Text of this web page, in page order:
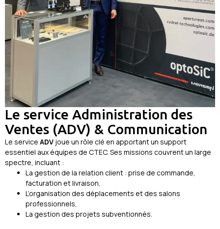
Le service Administration des
Ventes (ADV) & Communication
Le service ADV joue un rôle clé en apportant un support
essentiel aux équipes de CTEC. Ses missions couvrent un large
spectre, incluant :
La gestion de la relation client : prise de commande,
facturation et livraison,
L’organisation des déplacements et des salons
professionnels,
La gestion des projets subventionnés.